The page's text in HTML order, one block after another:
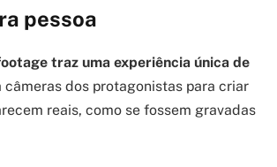
pessoa
traz uma experiência única de
câmeras dos protagonistas para criar
reais, como se fossem gravadas